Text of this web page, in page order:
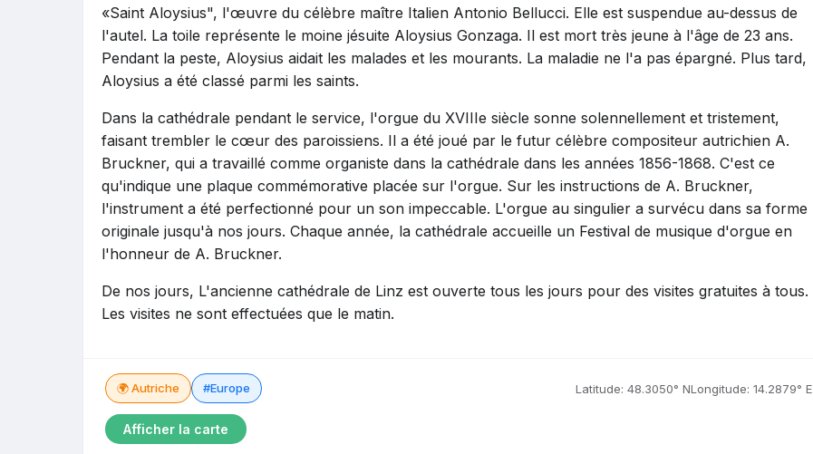
«Saint Aloysius", l'œuvre du célèbre maître Italien Antonio Bellucci. Elle est suspendue au-dessus de
l'autel. La toile représente le moine jésuite Aloysius Gonzaga. Il est mort très jeune à l'âge de 23 ans.
Pendant la peste, Aloysius aidait les malades et les mourants. La maladie ne l'a pas épargné. Plus tard,
Aloysius a été classé parmi les saints.
Dans la cathédrale pendant le service, l'orgue du XVIIIe siècle sonne solennellement et tristement,
faisant trembler le cœur des paroissiens. Il a été joué par le futur célèbre compositeur autrichien A.
Bruckner, qui a travaillé comme organiste dans la cathédrale dans les années 1856-1868. C'est ce
qu'indique une plaque commémorative placée sur l'orgue. Sur les instructions de A. Bruckner,
l'instrument a été perfectionné pour un son impeccable. L'orgue au singulier a survécu dans sa forme
originale jusqu'à nos jours. Chaque année, la cathédrale accueille un Festival de musique d'orgue en
l'honneur de A. Bruckner.
De nos jours, L'ancienne cathédrale de Linz est ouverte tous les jours pour des visites gratuites à tous.
Les visites ne sont effectuées que le matin.
🌍 Autriche #Europe Latitude: 48.3050° NLongitude: 14.2879° E
Afficher la carte